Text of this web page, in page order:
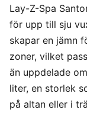
Lay-Z-Spa
för upp till sju
skapar en jämn
zoner, vilket
än uppdelade
liter, en storlek
på altan eller i